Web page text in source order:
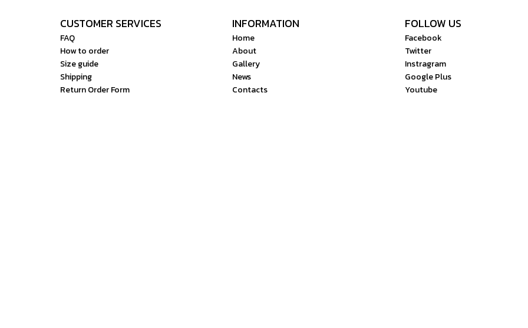
CUSTOMER SERVICES
FAQ
How to order
Size guide
Shipping
Return Order Form
INFORMATION
Home
About
Gallery
News
Contacts
FOLLOW US
Facebook
Twitter
Instragram
Google Plus
Youtube